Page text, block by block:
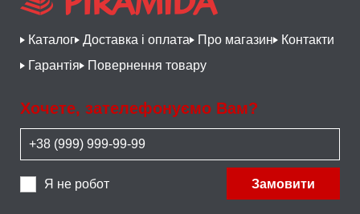
Каталог Доставка і оплата Про магазин
Контакти
Гарантія
Повернення товару
Хочете, зателефонуємо Вам?
Я не робот Замовити